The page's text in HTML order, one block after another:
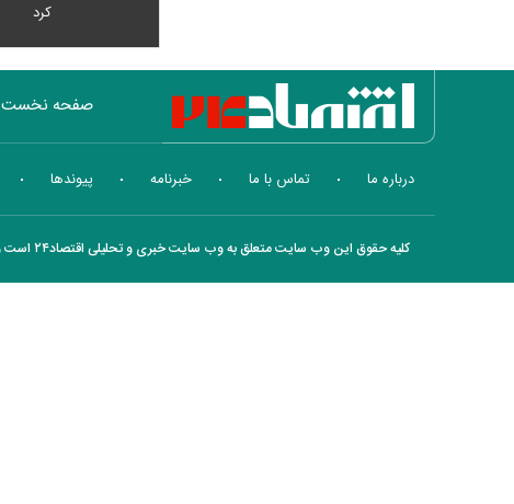
کرد
فرزندانش
رونمایی از پوکو M ۸ پاور با باتری ۸۰۰۰
میلی‌آمپرساعتی
چین از بمب افکن H-۶N با موشک
هسته‌ای رونمایی کرد
شکاف میان روایت دولت و واقعیت
صفحه نخست
مسکن درباره ما تماس با ما خبرنامه پیوندها
کلیه حقوق این وب سایت متعلق به وب سایت خبری و تحلیلی اقتصاد۲۴ است و هر گونه کپی برداری با ذکر منبع بلا مانع است.